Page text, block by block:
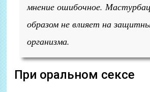
мнение ошибочное.
образом не влияет на
организма.
При оральном сексе